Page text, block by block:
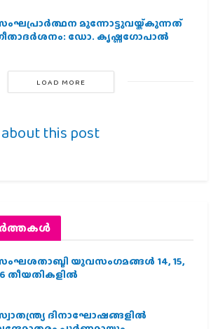
മുന്നോട്ടുവയ്ക്കുന്നത്
ഡോ. കൃഷ്ണഗോപാല്‍
LOAD MORE
this post
യുവസംഗമങ്ങള്‍ 14, 15,
തീയതികളില്‍
ദിനാഘോഷങ്ങളിൽ